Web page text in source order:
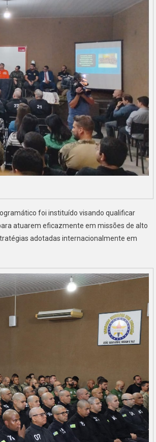
foi instituído visando qualificar
atuarem eficazmente em missões de alto
adotadas internacionalmente em